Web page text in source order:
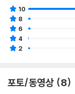
10
8
6
4
2
포토/동영상 (8)